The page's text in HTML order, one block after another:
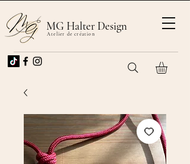
MG Halter Design
Atelier de création